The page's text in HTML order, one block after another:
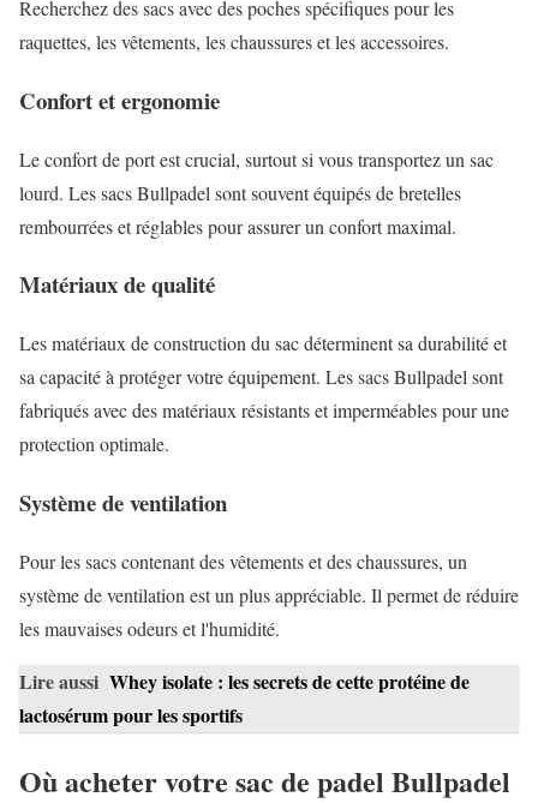
Recherchez des sacs avec des poches spécifiques pour les
raquettes, les vêtements, les chaussures et les accessoires.
Confort et ergonomie
Le confort de port est crucial, surtout si vous transportez un sac
lourd. Les sacs Bullpadel sont souvent équipés de bretelles
rembourrées et réglables pour assurer un confort maximal.
Matériaux de qualité
Les matériaux de construction du sac déterminent sa durabilité et
sa capacité à protéger votre équipement. Les sacs Bullpadel sont
fabriqués avec des matériaux résistants et imperméables pour une
protection optimale.
Système de ventilation
Pour les sacs contenant des vêtements et des chaussures, un
système de ventilation est un plus appréciable. Il permet de réduire
les mauvaises odeurs et l'humidité.
Lire aussi Whey isolate : les secrets de cette protéine de
lactosérum pour les sportifs
Où acheter votre sac de padel Bullpadel